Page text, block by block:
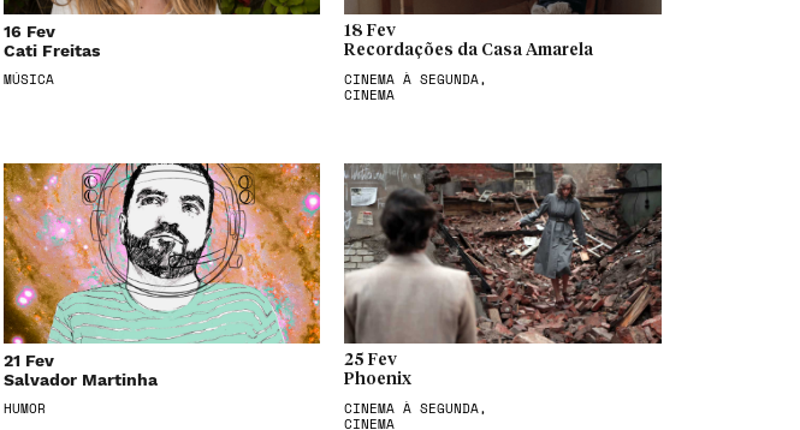
16 Fev
Cati Freitas
MÚSICA
18 Fev
Recordações da Casa Amarela
CINEMA À SEGUNDA,
CINEMA
21 Fev
Salvador Martinha
HUMOR
25 Fev
Phoenix
CINEMA À SEGUNDA,
CINEMA